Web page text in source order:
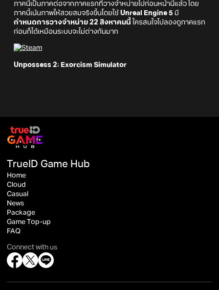
ภาคนี้เป็นภาคต่อจากภาคแรกที่วางจำหน่ายไปก่อนหน้านี้แล้ว โดย
ภาคนี้เน้นภาพให้สวยสมจริงขึ้นโดยใช้ Unreal Engine 5 มี
กำหนดการวางจำหน่าย 22 สิงหาคมนี้ ใครสนใจไปลองดูภาคแรก
ก่อนก็ได้เหมือนระบบจะไม่ต่างกันมาก
Unpossess 2: Exorcism Simulator
TrueID Game Hub
Home
Cloud
Casual
News
Package
Game Top-up
FAQ
Connect with us